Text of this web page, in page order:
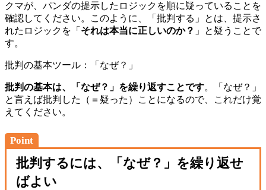
クマが、パンダの提示したロジックを順に疑っていることを
確認してください。このように、「批判する」とは、提示さ
れたロジックを「 それは本当に正しいのか？ 」と疑うことで
す。
批判の基本ツール：「なぜ？」
批判の基本は、「なぜ？」を繰り返すことです。「なぜ？」
と言えば批判した（＝疑った）ことになるので、これだけ覚
えてください。
Point
批判するには、「なぜ？」を繰り返せ
ばよい